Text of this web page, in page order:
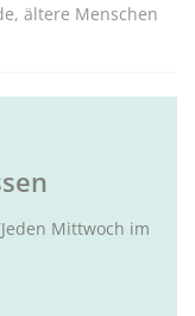
ältere Menschen
Mittwoch im